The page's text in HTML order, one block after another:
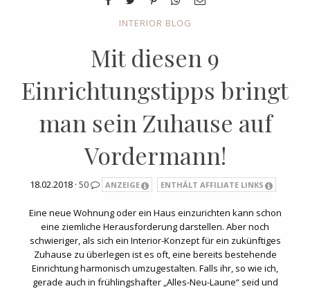
INTERIOR BLOG
Mit diesen 9
Einrichtungstipps bringt
man sein Zuhause auf
Vordermann!
18.02.2018 · 50 ANZEIGE ENTHÄLT AFFILIATE LINKS
Eine neue Wohnung oder ein Haus einzurichten kann schon
eine ziemliche Herausforderung darstellen. Aber noch
schwieriger, als sich ein Interior-Konzept für ein zukünftiges
Zuhause zu überlegen ist es oft, eine bereits bestehende
Einrichtung harmonisch umzugestalten. Falls ihr, so wie ich,
gerade auch in frühlingshafter „Alles-Neu-Laune“ seid und